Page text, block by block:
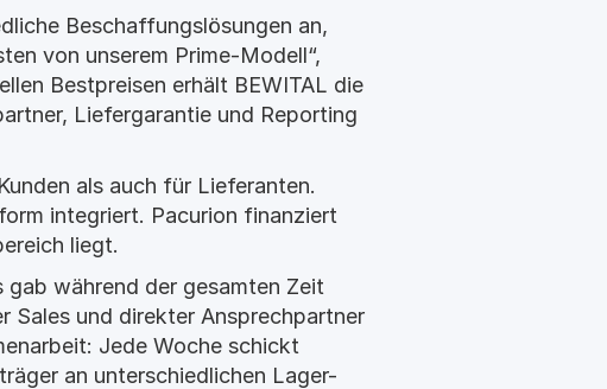
Beschaffungslösungen an,
von unserem Prime-Modell“,
Bestpreisen erhält BEWITAL die
Liefergarantie und Reporting
als auch für Lieferanten.
integriert. Pacurion finanziert
liegt.
während der gesamten Zeit
Sales und direkter Ansprechpartner
Jede Woche schickt
an unterschiedlichen Lager-